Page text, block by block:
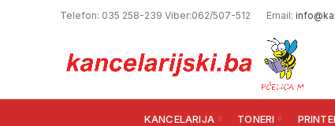
Telefon: 035 258-239 Viber:062/507-512 Email:
KANCELARIJA TONERI